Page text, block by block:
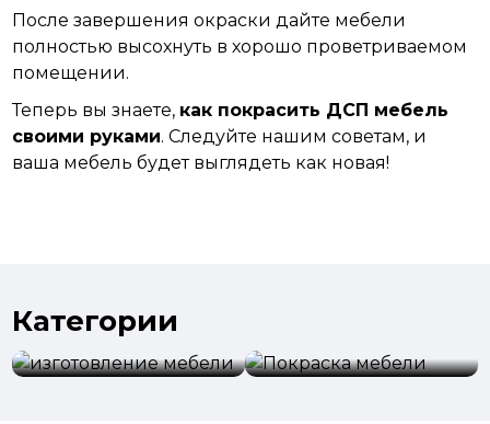
После завершения окраски дайте мебели
полностью высохнуть в хорошо проветриваемом
помещении.
Теперь вы знаете, как покрасить ДСП мебель
своими руками. Следуйте нашим советам, и
ваша мебель будет выглядеть как новая!
Категории
изготовление